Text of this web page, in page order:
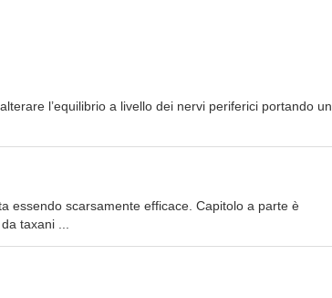
l’equilibrio a livello dei nervi periferici portando un
essendo scarsamente efficace. Capitolo a parte è
taxani ...